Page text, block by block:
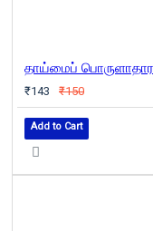
தாய்மைப்
₹143 ₹150
Add to Cart